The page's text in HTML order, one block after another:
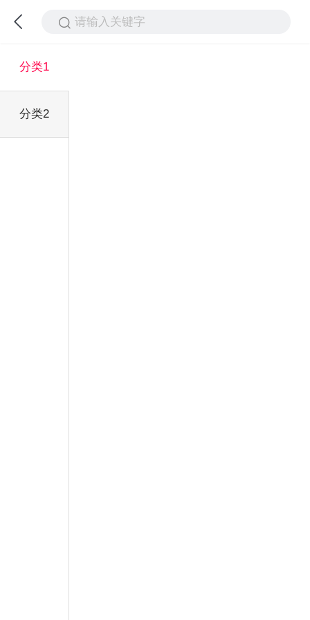
请输入关键字
分类1
分类2